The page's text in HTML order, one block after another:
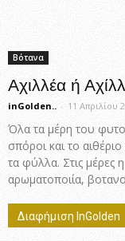
Βότανα
Αχιλλέα ή
inGolden.. - 11 Απριλίου
Όλα τα μέρη του
σπόροι και το
τα φύλλα. Στις μέρες
αρωματοποιία,
Διαφήμιση InGolden